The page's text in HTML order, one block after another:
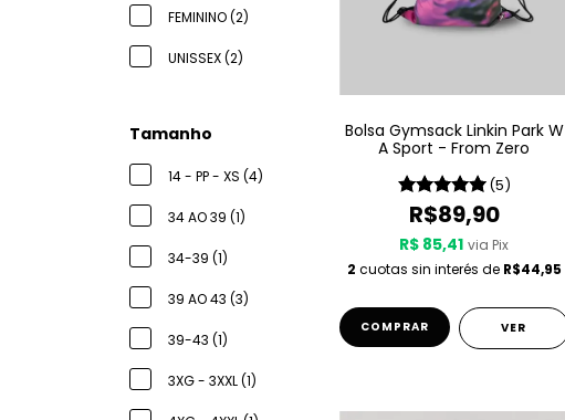
FEMININO (2)
UNISSEX (2)
Tamanho
14 - PP - XS (4)
34 AO 39 (1)
34-39 (1)
39 AO 43 (3)
39-43 (1)
3XG - 3XXL (1)
Bolsa Gymsack Linkin Park W
A Sport - From Zero
(5)
R$89,90
R$ 85,41 via Pix
2 cuotas sin interés de R$44,95
VER